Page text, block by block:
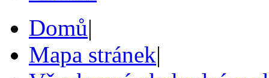
Domů|
Mapa stránek|